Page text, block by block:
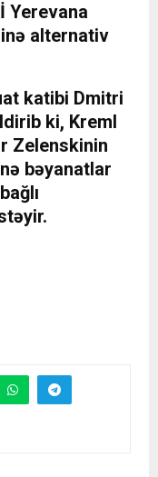
Yerevana
alternativ
katibi Dmitri
ki, Kreml
Zelenskinin
bəyanatlar